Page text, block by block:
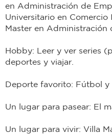
en Administración de
Universitario en
Master en Administración
Hobby: Leer y ver series
deportes y viajar.
Deporte favorito: Fútbol y
Un lugar para pasear: El
Un lugar para vivir: Villa